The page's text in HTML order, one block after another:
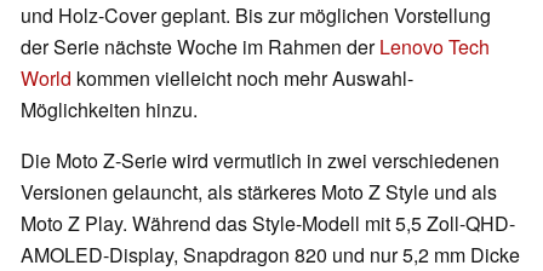
und Holz-Cover geplant. Bis zur möglichen Vorstellung
der Serie nächste Woche im Rahmen derLenovo Tech
World kommen vielleicht noch mehr Auswahl-
Möglichkeiten hinzu.
Die Moto Z-Serie wird vermutlich in zwei verschiedenen
Versionen gelauncht, als stärkeres Moto Z Style und als
Moto Z Play. Während das Style-Modell mit 5,5 Zoll-QHD-
AMOLED-Display, Snapdragon 820 und nur 5,2 mm Dicke